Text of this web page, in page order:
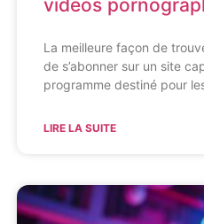
vidéos
La meilleure façon de
de s’abonner sur un site
programme destiné pour
LIRE LA SUITE